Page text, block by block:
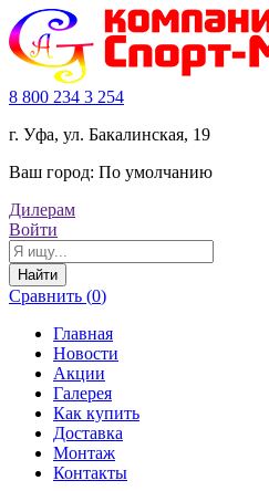
8 800 234 3 254
г. Уфа, ул. Бакалинская, 19
Ваш город: По умолчанию
Дилерам
Войти
Найти
Сравнить (0)
Главная
Новости
Акции
Галерея
Как купить
Доставка
Монтаж
Контакты